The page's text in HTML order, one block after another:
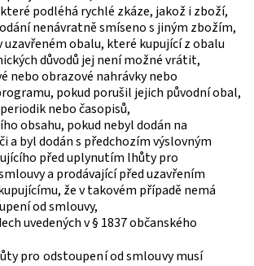
podléhá rychlé zkáze, jakož i zboží,
nenávratně smíseno s jiným zbožím,
uzavřeném obalu, které kupující z obalu
důvodů jej není možné vrátit,
nebo obrazové nahrávky nebo
pokud porušil jejich původní obal,
nebo časopisů,
obsahu, pokud nebyl dodán na
a byl dodán s předchozím výslovným
před uplynutím lhůty pro
a prodávající před uzavřením
že v takovém případě nemá
od smlouvy,
uvedených v § 1837 občanského
pro odstoupení od smlouvy musí